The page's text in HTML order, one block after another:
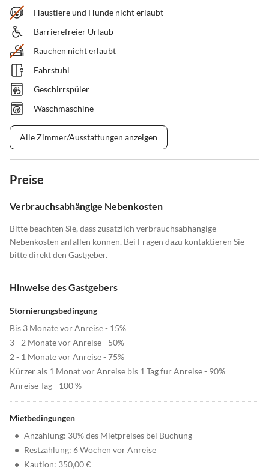
Haustiere und Hunde nicht erlaubt
Barrierefreier Urlaub
Rauchen nicht erlaubt
Fahrstuhl
Geschirrspüler
Waschmaschine
Alle Zimmer/Ausstattungen anzeigen
Preise
Verbrauchsabhängige Nebenkosten
Bitte beachten Sie, dass zusätzlich verbrauchsabhängige
Nebenkosten anfallen können. Bei Fragen dazu kontaktieren Sie
bitte direkt den Gastgeber.
Hinweise des Gastgebers
Stornierungsbedingung
Bis 3 Monate vor Anreise - 15%
3 - 2 Monate vor Anreise - 50%
2 - 1 Monate vor Anreise - 75%
Kürzer als 1 Monat vor Anreise bis 1 Tag fur Anreise - 90%
Anreise Tag - 100 %
Mietbedingungen
• Anzahlung: 30% des Mietpreises bei Buchung
• Restzahlung: 6 Wochen vor Anreise
• Kaution: 350,00 €